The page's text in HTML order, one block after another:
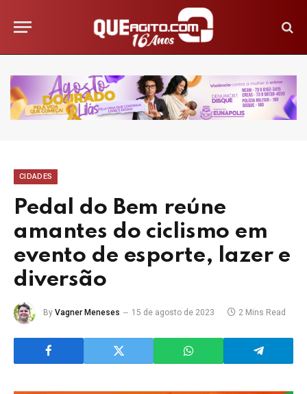
CIDADES
Pedal do Bem reúne
amantes do ciclismo em
evento de esporte, lazer e
diversão
By Vagner Meneses 15 de agosto de 2023 2 Mins Read